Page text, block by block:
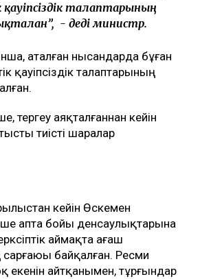
қауіпсіздік талаптарының
- деді министр.
аталған нысандарда бұған
қауіпсіздік талаптарының
тергеу аяқталғаннан кейін
тиісті шаралар
кейін Өскемен
апта бойы денсаулықтарына
аймақта ағаш
байқалған. Ресми
екенін айтқанымен, тұрғындар